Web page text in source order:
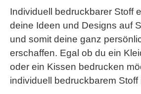
Individuell bedruckbarer Stoff
deine Ideen und Designs auf
und somit deine ganz
erschaffen. Egal ob du ein
oder ein Kissen bedrucken
individuell bedruckbarem Stoff